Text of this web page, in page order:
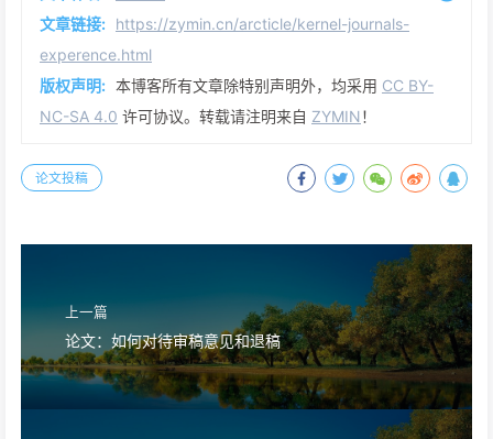
文章链接: https://zymin.cn/arcticle/kernel-journals-
experence.html
版权声明: 本博客所有文章除特别声明外，均采用 CC BY-
NC-SA 4.0 许可协议。转载请注明来自 ZYMIN！
论文投稿
上一篇
论文：如何对待审稿意见和退稿